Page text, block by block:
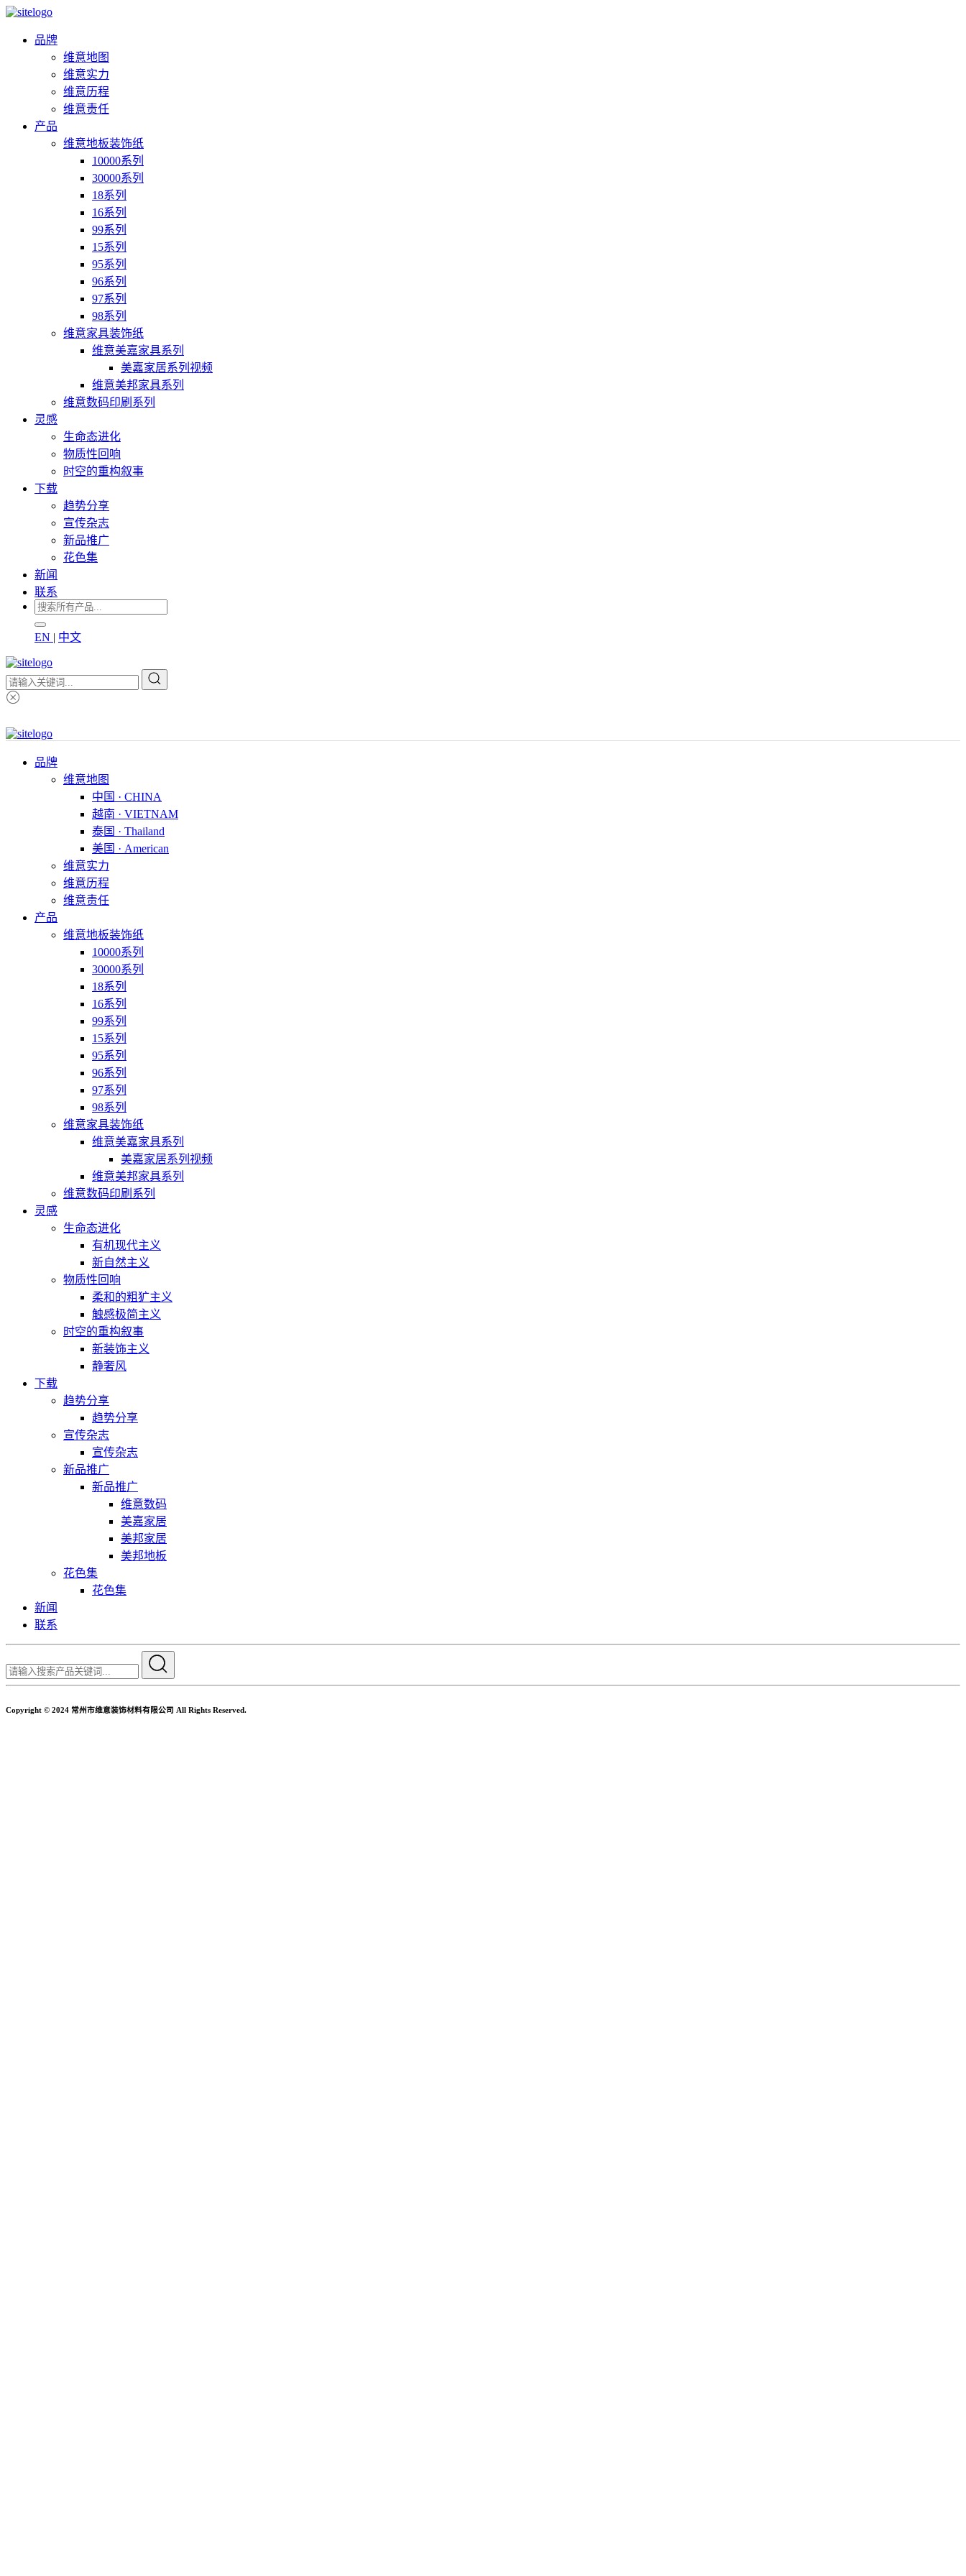
品牌
维意地图
维意实力
维意历程
维意责任
产品
维意地板装饰纸
10000系列
30000系列
18系列
16系列
99系列
15系列
95系列
96系列
97系列
98系列
维意家具装饰纸
维意美嘉家具系列
美嘉家居系列视频
维意美邦家具系列
维意数码印刷系列
灵感
生命态进化
物质性回响
时空的重构叙事
下载
趋势分享
宣传杂志
新品推广
花色集
新闻
联系
EN | 中文
品牌
维意地图
中国 · CHINA
越南 · VIETNAM
泰国 · Thailand
美国 · American
维意实力
维意历程
维意责任
产品
维意地板装饰纸
10000系列
30000系列
18系列
16系列
99系列
15系列
95系列
96系列
97系列
98系列
维意家具装饰纸
维意美嘉家具系列
美嘉家居系列视频
维意美邦家具系列
维意数码印刷系列
灵感
生命态进化
有机现代主义
新自然主义
物质性回响
柔和的粗犷主义
触感极简主义
时空的重构叙事
新装饰主义
静奢风
下载
趋势分享
趋势分享
宣传杂志
宣传杂志
新品推广
新品推广
维意数码
美嘉家居
美邦家居
美邦地板
花色集
花色集
新闻
联系
Copyright © 2024 常州市维意装饰材料有限公司 All Rights Reserved.